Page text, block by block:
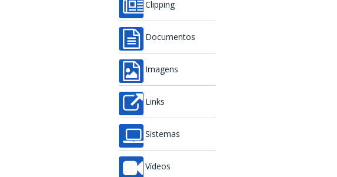
Clipping
Documentos
Imagens
Links
Sistemas
Vídeos